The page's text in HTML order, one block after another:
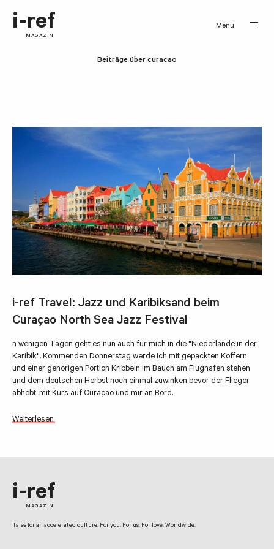
i-ref
MAGAZIN
Menü
Beiträge über curacao
i-ref Travel: Jazz und Karibiksand beim
Curaçao North Sea Jazz Festival
n wenigen Tagen geht es nun auch für mich in die "Niederlande in der
Karibik". Kommenden Donnerstag werde ich mit gepackten Koffern
und einer gehörigen Portion Kribbeln im Bauch am Flughafen stehen
und dem deutschen Herbst noch einmal zuwinken bevor der Flieger
abhebt, mit Kurs auf Curaçao und mir an Bord.
Weiterlesen
i-ref
MAGAZIN
Tales for an accelerated culture. For you. For us. For love. Worldwide.